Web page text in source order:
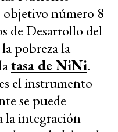
número 8
de Desarrollo del
pobreza la
tasa de NiNi.
el instrumento
se puede
la integración